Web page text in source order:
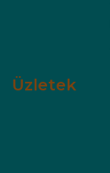
Üzletek